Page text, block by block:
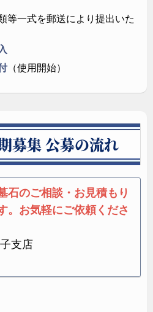
等一式を郵送により提出いた
（使用開始）
募集 公募の流れ
石のご相談・お見積もり
。お気軽にご依頼くださ
支店